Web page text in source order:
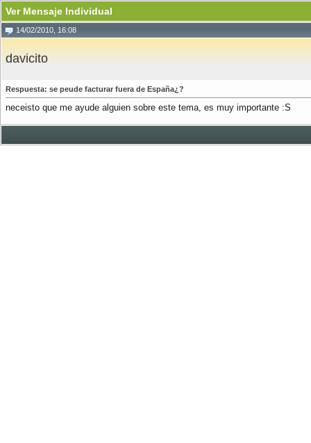
Ver Mensaje Individual
14/02/2010, 16:08
davicito
Respuesta: se peude facturar fuera de España¿?
neceisto que me ayude alguien sobre este tema, es muy importante :S